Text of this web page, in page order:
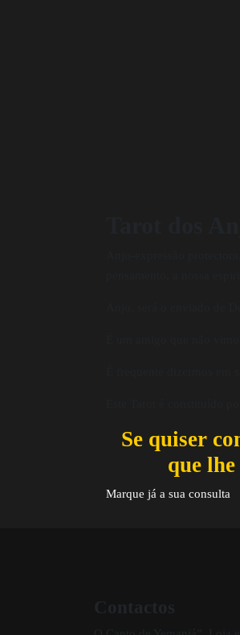
Se quiser
que
Marque já a sua consulta